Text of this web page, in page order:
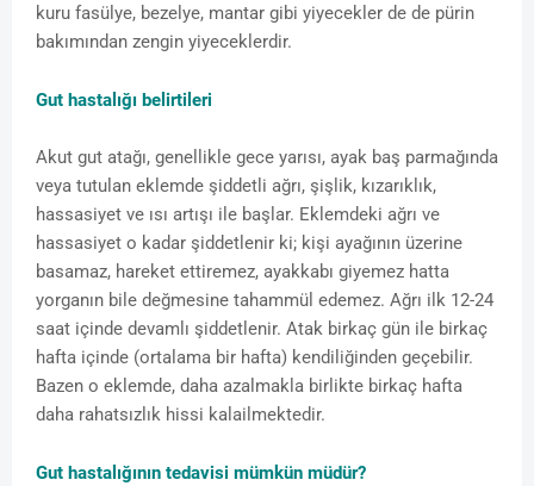
kuru fasülye, bezelye, mantar gibi yiyecekler de de pürin
bakımından zengin yiyeceklerdir.
Gut hastalığı belirtileri
Akut gut atağı, genellikle gece yarısı, ayak baş parmağında
veya tutulan eklemde şiddetli ağrı, şişlik, kızarıklık,
hassasiyet ve ısı artışı ile başlar. Eklemdeki ağrı ve
hassasiyet o kadar şiddetlenir ki; kişi ayağının üzerine
basamaz, hareket ettiremez, ayakkabı giyemez hatta
yorganın bile değmesine tahammül edemez. Ağrı ilk 12-24
saat içinde devamlı şiddetlenir. Atak birkaç gün ile birkaç
hafta içinde (ortalama bir hafta) kendiliğinden geçebilir.
Bazen o eklemde, daha azalmakla birlikte birkaç hafta
daha rahatsızlık hissi kalailmektedir.
Gut hastalığının tedavisi mümkün müdür?